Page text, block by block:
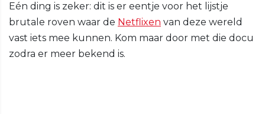
Eén ding is zeker: dit is er eentje voor het lijstje
brutale roven waar de Netflixen van deze wereld
vast iets mee kunnen. Kom maar door met die docu
zodra er meer bekend is.